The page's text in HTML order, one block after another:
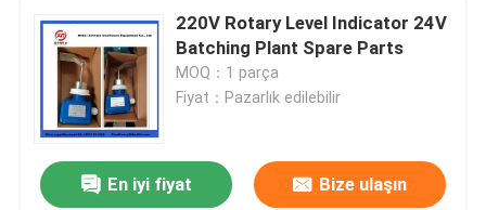
220V Rotary Level Indicator 24V
Batching Plant Spare Parts
MOQ：1 parça
Fiyat：Pazarlık edilebilir
En iyi fiyat Bize ulaşın